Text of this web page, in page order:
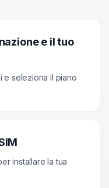
e il tuo
e seleziona il piano
installare la tua